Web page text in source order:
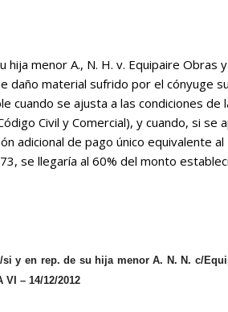
menor A., N. H. v. Equipaire Obras y
daño material sufrido por el cónyuge
se ajusta a las condiciones de
Civil y Comercial), y cuando, si se
adicional de pago único equivalente
se llegaría al 60% del monto
si y en rep. de su hija menor A. N. N. c/
– 14/12/2012